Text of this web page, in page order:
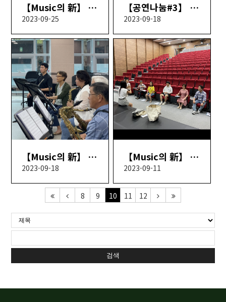
【Music의 新】 7회차
2023-09-25
【공연나눔#3】 클래식! 가을에 물들다
2023-09-18
【Music의 新】 6회차
2023-09-18
【Music의 新】 5회차
2023-09-11
8 9 10 11 12
검색